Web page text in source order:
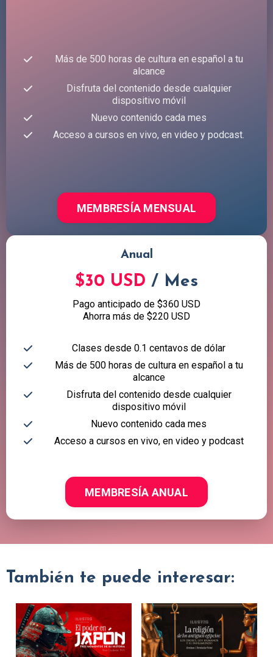
Más de 500 horas de cultura en español a tu
alcance
Disfruta del contenido desde cualquier
dispositivo móvil
Nuevo contenido cada mes
Acceso a cursos en vivo, en video y podcast.
MEMBRESÍA MENSUAL
Anual
$30 USD / Mes
Pago anticipado de $360 USD
Ahorra más de $220 USD
Clases desde 0.1 centavos de dólar
Más de 500 horas de cultura en español a tu
alcance
Disfruta del contenido desde cualquier
dispositivo móvil
Nuevo contenido cada mes
Acceso a cursos en vivo, en video y podcast
MEMBRESÍA ANUAL
También te puede interesar: